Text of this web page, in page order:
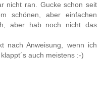
nicht ran. Gucke schon seit
schönen, aber einfachen
aber hab noch nicht das
nach Anweisung, wenn ich
auch meistens :-)